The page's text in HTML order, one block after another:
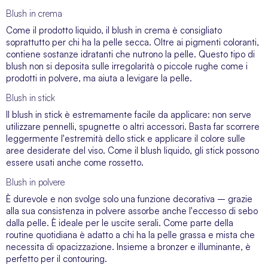
Blush in crema
Come il prodotto liquido, il blush in crema è consigliato
soprattutto per chi ha la pelle secca. Oltre ai pigmenti coloranti,
contiene sostanze idratanti che nutrono la pelle. Questo tipo di
blush non si deposita sulle irregolarità o piccole rughe come i
prodotti in polvere, ma aiuta a levigare la pelle.
Blush in stick
Il blush in stick è estremamente facile da applicare: non serve
utilizzare pennelli, spugnette o altri accessori. Basta far scorrere
leggermente l'estremità dello stick e applicare il colore sulle
aree desiderate del viso. Come il blush liquido, gli stick possono
essere usati anche come rossetto.
Blush in polvere
È durevole e non svolge solo una funzione decorativa – grazie
alla sua consistenza in polvere assorbe anche l'eccesso di sebo
dalla pelle. È ideale per le uscite serali. Come parte della
routine quotidiana è adatto a chi ha la pelle grassa e mista che
necessita di opacizzazione. Insieme a bronzer e illuminante, è
perfetto per il contouring.